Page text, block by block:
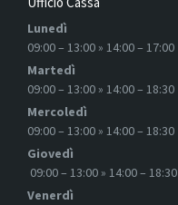
Lunedì
09:00 – 13:00 » 14:00 – 17:00
Martedì
09:00 – 13:00 » 14:00 – 18:30
Mercoledì
09:00 – 13:00 » 14:00 – 18:30
Giovedì
09:00 – 13:00 » 14:00 – 18:30
Venerdì